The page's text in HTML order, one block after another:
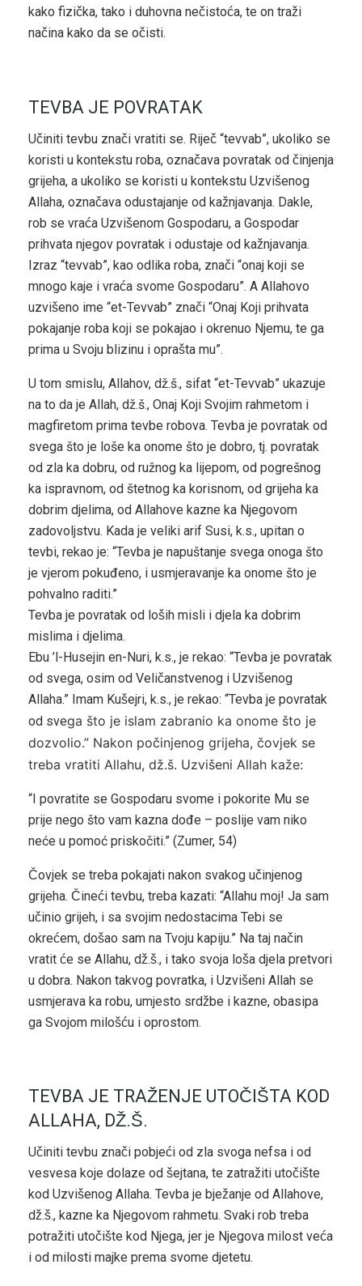
kako fizička, tako i duhovna nečistoća, te on traži
načina kako da se očisti.
TEVBA JE POVRATAK
Učiniti tevbu znači vratiti se. Riječ “tevvab”, ukoliko se
koristi u kontekstu roba, označava povratak od činjenja
grijeha, a ukoliko se koristi u kontekstu Uzvišenog
Allaha, označava odustajanje od kažnjavanja. Dakle,
rob se vraća Uzvišenom Gospodaru, a Gospodar
prihvata njegov povratak i odustaje od kažnjavanja.
Izraz “tevvab”, kao odlika roba, znači “onaj koji se
mnogo kaje i vraća svome Gospodaru”. A Allahovo
uzvišeno ime “et-Tevvab” znači “Onaj Koji prihvata
pokajanje roba koji se pokajao i okrenuo Njemu, te ga
prima u Svoju blizinu i oprašta mu”.
U tom smislu, Allahov, dž.š., sifat “et-Tevvab” ukazuje
na to da je Allah, dž.š., Onaj Koji Svojim rahmetom i
magfiretom prima tevbe robova. Tevba je povratak od
svega što je loše ka onome što je dobro, tj. povratak
od zla ka dobru, od ružnog ka lijepom, od pogrešnog
ka ispravnom, od štetnog ka korisnom, od grijeha ka
dobrim djelima, od Allahove kazne ka Njegovom
zadovoljstvu. Kada je veliki arif Susi, k.s., upitan o
tevbi, rekao je: “Tevba je napuštanje svega onoga što
je vjerom pokuđeno, i usmjeravanje ka onome što je
pohvalno raditi.”
Tevba je povratak od loših misli i djela ka dobrim
mislima i djelima.
Ebu ’l-Husejin en-Nuri, k.s., je rekao: “Tevba je povratak
od svega, osim od Veličanstvenog i Uzvišenog
Allaha.” Imam Kušejri, k.s., je rekao: “Tevba je povratak
od svega što je islam zabranio ka onome što je
dozvolio.” Nakon počinjenog grijeha, čovjek se
treba vratiti Allahu, dž.š. Uzvišeni Allah kaže:
“I povratite se Gospodaru svome i pokorite Mu se
prije nego što vam kazna dođe – poslije vam niko
neće u pomoć priskočiti.” (Zumer, 54)
Čovjek se treba pokajati nakon svakog učinjenog
grijeha. Čineći tevbu, treba kazati: “Allahu moj! Ja sam
učinio grijeh, i sa svojim nedostacima Tebi se
okrećem, došao sam na Tvoju kapiju.” Na taj način
vratit će se Allahu, dž.š., i tako svoja loša djela pretvori
u dobra. Nakon takvog povratka, i Uzvišeni Allah se
usmjerava ka robu, umjesto srdžbe i kazne, obasipa
ga Svojom milošću i oprostom.
TEVBA JE TRAŽENJE UTOČIŠTA KOD
ALLAHA, DŽ.Š.
Učiniti tevbu znači pobjeći od zla svoga nefsa i od
vesvesa koje dolaze od šejtana, te zatražiti utočište
kod Uzvišenog Allaha. Tevba je bježanje od Allahove,
dž.š., kazne ka Njegovom rahmetu. Svaki rob treba
potražiti utočište kod Njega, jer je Njegova milost veća
i od milosti majke prema svome djetetu.